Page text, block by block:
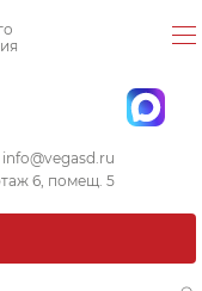
info@vegasd.ru
6, помещ. 5